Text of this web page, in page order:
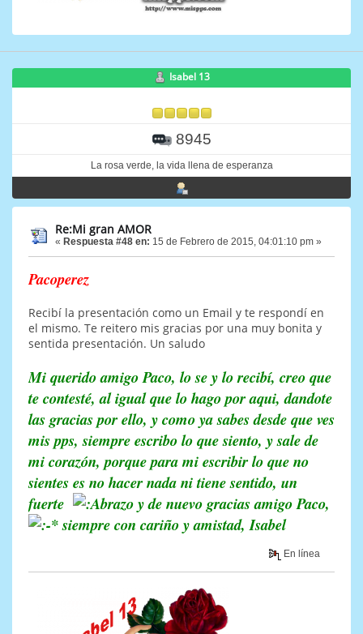
Isabel 13
8945
La rosa verde, la vida llena de esperanza
Re:Mi gran AMOR
« Respuesta #48 en: 15 de Febrero de 2015, 04:01:10 pm »
Pacoperez
Recibí la presentación como un Email y te respondí en
el mismo. Te reitero mis gracias por una muy bonita y
sentida presentación. Un saludo
Mi querido amigo Paco, lo se y lo recibí, creo que
te contesté, al igual que lo hago por aqui, dandote
las gracias por ello, y como ya sabes desde que ves
mis pps, siempre escribo lo que siento, y sale de
mi corazón, porque para mi escribir lo que no
sientes es no hacer nada ni tiene sentido, un
fuerte
y de nuevo gracias amigo Paco,
siempre con cariño y amistad, Isabel
En línea